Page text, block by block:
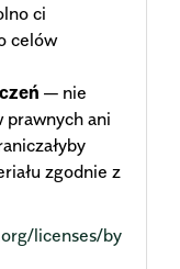
ci
celów
— nie
prawnych ani
zgodnie z
licenses/by